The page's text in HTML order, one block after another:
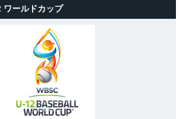
ワールドカップ